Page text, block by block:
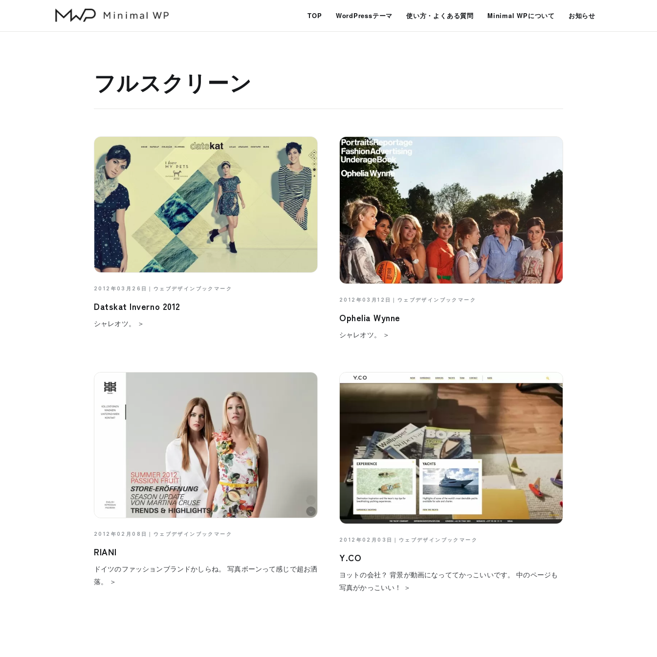
TOP WordPressテーマ 使い方・よくある質問 Minimal WPについて お知らせ
フルスクリーン
2012年03月26日｜ ウェブデザインブックマーク
Datskat Inverno 2012
シャレオツ。 ＞
2012年03月12日｜ ウェブデザインブックマーク
Ophelia Wynne
シャレオツ。 ＞
2012年02月08日｜ ウェブデザインブックマーク
RIANI
ドイツのファッションブランドかしらね。 写真ボーンって感じで超お洒
落。 ＞
2012年02月03日｜ ウェブデザインブックマーク
Y.CO
ヨットの会社？ 背景が動画になっててかっこいいです。 中のページも
写真がかっこいい！ ＞